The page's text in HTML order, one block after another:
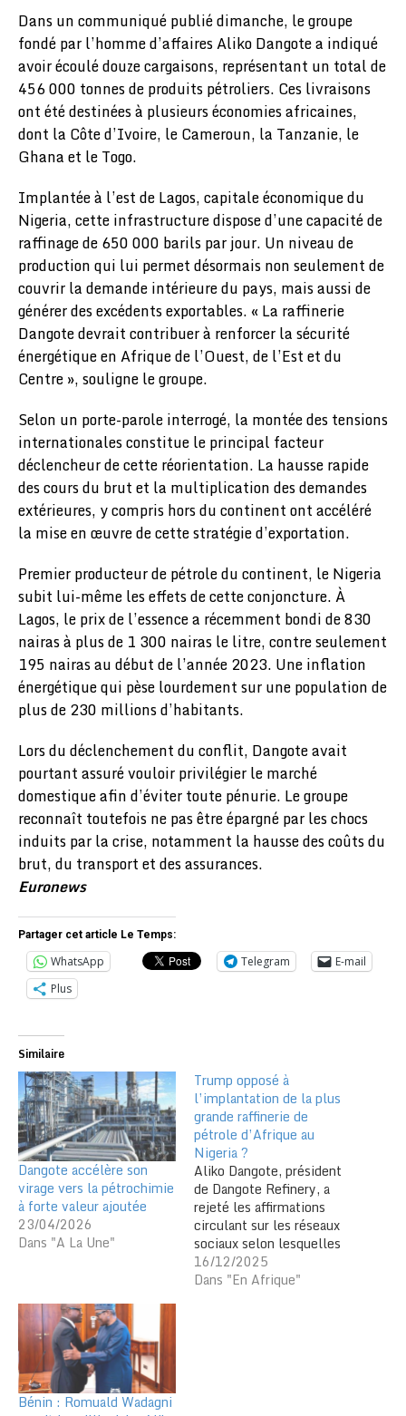
Dans un communiqué publié dimanche, le groupe
fondé par l’homme d’affaires Aliko Dangote a indiqué
avoir écoulé douze cargaisons, représentant un total de
456 000 tonnes de produits pétroliers. Ces livraisons
ont été destinées à plusieurs économies africaines,
dont la Côte d’Ivoire, le Cameroun, la Tanzanie, le
Ghana et le Togo.
Implantée à l’est de Lagos, capitale économique du
Nigeria, cette infrastructure dispose d’une capacité de
raffinage de 650 000 barils par jour. Un niveau de
production qui lui permet désormais non seulement de
couvrir la demande intérieure du pays, mais aussi de
générer des excédents exportables. « La raffinerie
Dangote devrait contribuer à renforcer la sécurité
énergétique en Afrique de l’Ouest, de l’Est et du
Centre », souligne le groupe.
Selon un porte-parole interrogé, la montée des tensions
internationales constitue le principal facteur
déclencheur de cette réorientation. La hausse rapide
des cours du brut et la multiplication des demandes
extérieures, y compris hors du continent ont accéléré
la mise en œuvre de cette stratégie d’exportation.
Premier producteur de pétrole du continent, le Nigeria
subit lui-même les effets de cette conjoncture. À
Lagos, le prix de l’essence a récemment bondi de 830
nairas à plus de 1 300 nairas le litre, contre seulement
195 nairas au début de l’année 2023. Une inflation
énergétique qui pèse lourdement sur une population de
plus de 230 millions d’habitants.
Lors du déclenchement du conflit, Dangote avait
pourtant assuré vouloir privilégier le marché
domestique afin d’éviter toute pénurie. Le groupe
reconnaît toutefois ne pas être épargné par les chocs
induits par la crise, notamment la hausse des coûts du
brut, du transport et des assurances.
Euronews
Partager cet article Le Temps:
WhatsApp Telegram
E-mail
Plus
Similaire
Dangote accélère son
virage vers la pétrochimie
à forte valeur ajoutée
23/04/2026
Dans "A La Une"
Trump opposé à
l’implantation de la plus
grande raffinerie de
pétrole d’Afrique au
Nigeria ?
Aliko Dangote, président
de Dangote Refinery, a
rejeté les affirmations
circulant sur les réseaux
sociaux selon lesquelles
le président des États-
Unis, Donald Trump,
16/12/2025
Dans "En Afrique"
Bénin : Romuald Wadagni